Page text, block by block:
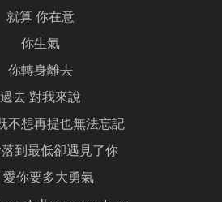
就算 你在意
你生氣
你轉身離去
過去 對我來說
不想再提也無法忘記
到最低卻遇見了你
愛你要多大勇氣